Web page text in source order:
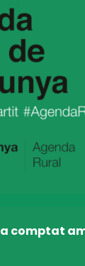
comptat